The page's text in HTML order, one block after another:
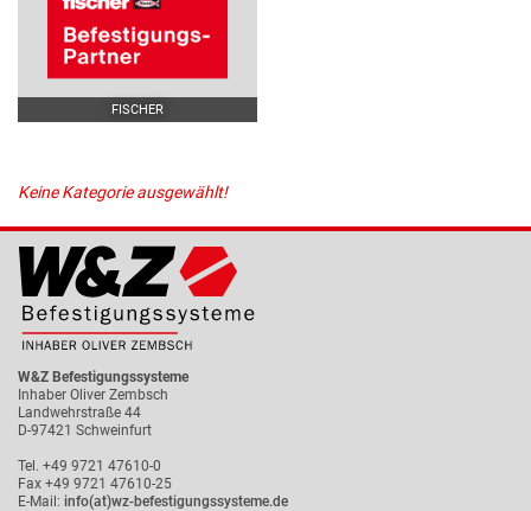
FISCHER
Keine Kategorie ausgewählt!
W&Z Befestigungssysteme
Inhaber Oliver Zembsch
Landwehrstraße 44
D-97421 Schweinfurt
Tel. +49 9721 47610-0
Fax +49 9721 47610-25
E-Mail: info(at)wz-befestigungssysteme.de